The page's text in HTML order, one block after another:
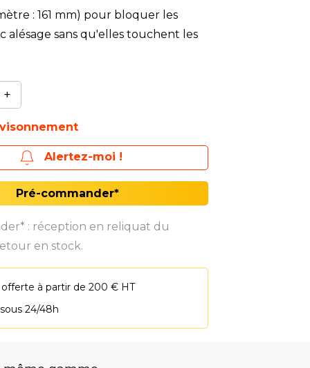
: 161 mm) pour bloquer les
alésage sans qu'elles touchent les
démonte-pneus.
+
Alertez-moi !
Pré-commander*
: réception en reliquat du
en stock.
offerte à partir de 200 € HT
24/48h